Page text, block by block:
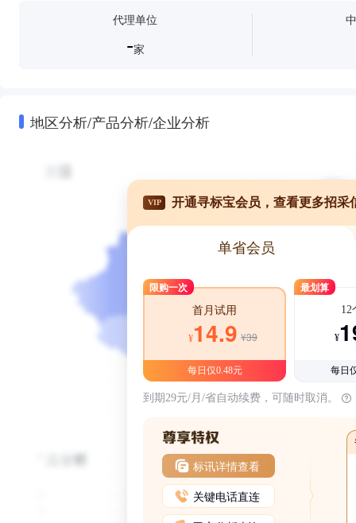
代理单位
-家
地区分析/产品分析/企业分析
VIP 开通寻标宝会员，查看更多招采
单省会员
限购一次
首月试用
¥14.9 ¥39
每日仅0.48元
最划算
12
¥
每日
到期29元/月/省自动续费，可随时取消。
标讯详情查看
关键电话直连